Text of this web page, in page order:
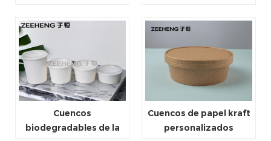
varios tamaños
comida
Cuencos
biodegradables de la
Cuencos de papel kraft
personalizados